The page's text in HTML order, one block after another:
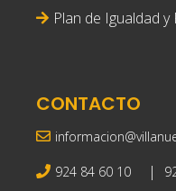
Plan de Igualdad
CONTACTO
924 84 60 10 |